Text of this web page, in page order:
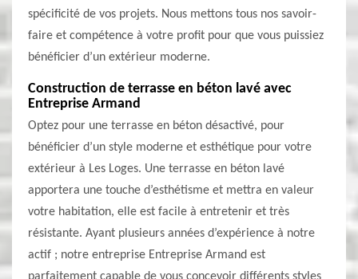
spécificité de vos projets. Nous mettons tous nos savoir-
faire et compétence à votre profit pour que vous puissiez
bénéficier d’un extérieur moderne.
Construction de terrasse en béton lavé avec
Entreprise Armand
Optez pour une terrasse en béton désactivé, pour
bénéficier d’un style moderne et esthétique pour votre
extérieur à Les Loges. Une terrasse en béton lavé
apportera une touche d’esthétisme et mettra en valeur
votre habitation, elle est facile à entretenir et très
résistante. Ayant plusieurs années d’expérience à notre
actif ; notre entreprise Entreprise Armand est